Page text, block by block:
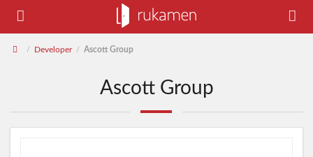
/ Developer / Ascott Group
Ascott Group